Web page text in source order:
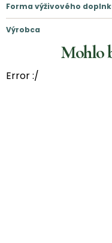
Forma výživového
Výrobca
Mohlo
Error :/